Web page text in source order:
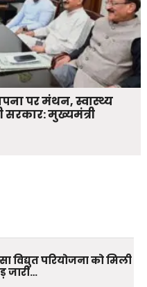
पर मंथन, स्वास्थ्य
मुख्यमंत्री
विद्युत परियोजना को मिली
जारी…